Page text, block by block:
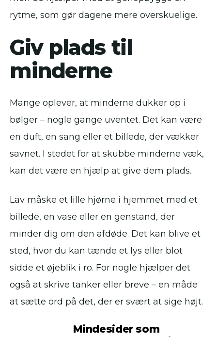
rytme, som gør dagene mere overskuelige.
Giv plads til
minderne
Mange oplever, at minderne dukker op i
bølger – nogle gange uventet. Det kan være
en duft, en sang eller et billede, der vækker
savnet. I stedet for at skubbe minderne væk,
kan det være en hjælp at give dem plads.
Lav måske et lille hjørne i hjemmet med et
billede, en vase eller en genstand, der
minder dig om den afdøde. Det kan blive et
sted, hvor du kan tænde et lys eller blot
sidde et øjeblik i ro. For nogle hjælper det
også at skrive tanker eller breve – en måde
at sætte ord på det, der er svært at sige højt.
Mindesider som